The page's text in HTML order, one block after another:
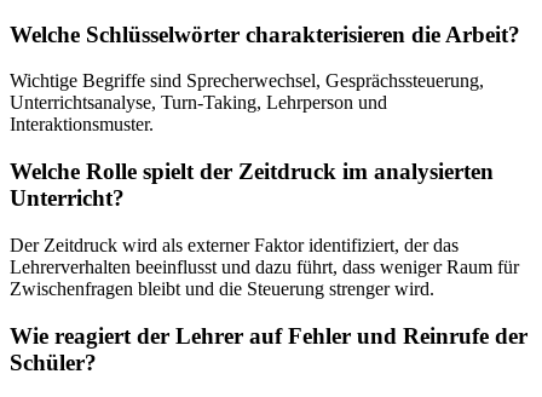
Welche Schlüsselwörter charakterisieren die Arbeit?
Wichtige Begriffe sind Sprecherwechsel, Gesprächssteuerung,
Unterrichtsanalyse, Turn-Taking, Lehrperson und
Interaktionsmuster.
Welche Rolle spielt der Zeitdruck im analysierten
Unterricht?
Der Zeitdruck wird als externer Faktor identifiziert, der das
Lehrerverhalten beeinflusst und dazu führt, dass weniger Raum für
Zwischenfragen bleibt und die Steuerung strenger wird.
Wie reagiert der Lehrer auf Fehler und Reinrufe der
Schüler?